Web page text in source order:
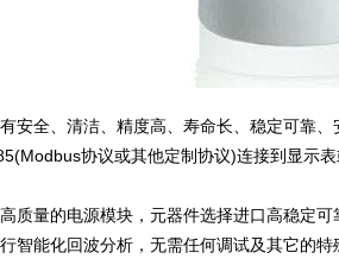
安全、清洁、精度高、寿命长、稳定可靠
协议或其他定制协议)连接到显示
质量的电源模块，元器件选择进口高稳定可
智能化回波分析，无需任何调试及其它的特